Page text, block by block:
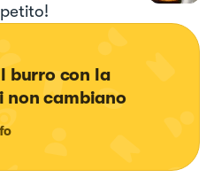
burro con la
non cambiano